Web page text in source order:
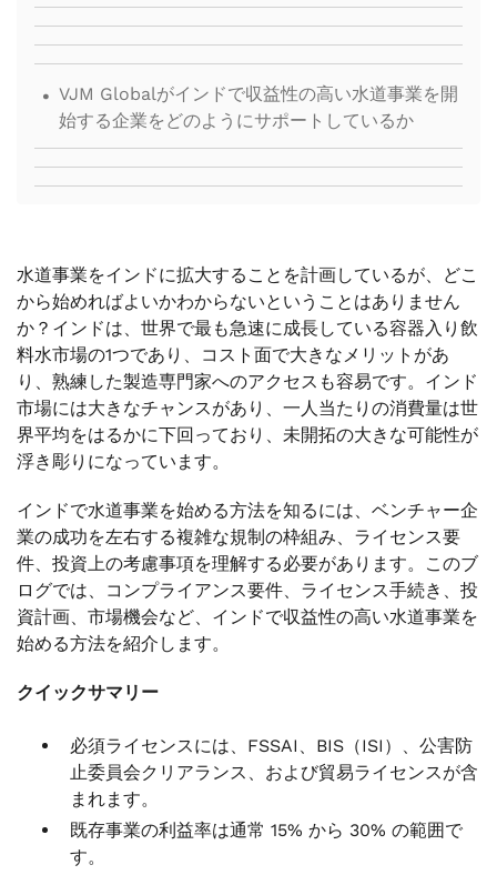
. VJM Globalがインドで収益性の高い水道事業を開
始する企業をどのようにサポートしているか
水道事業をインドに拡大することを計画しているが、どこ
から始めればよいかわからないということはありません
か？インドは、世界で最も急速に成長している容器入り飲
料水市場の1つであり、コスト面で大きなメリットがあ
り、熟練した製造専門家へのアクセスも容易です。インド
市場には大きなチャンスがあり、一人当たりの消費量は世
界平均をはるかに下回っており、未開拓の大きな可能性が
浮き彫りになっています。
インドで水道事業を始める方法を知るには、ベンチャー企
業の成功を左右する複雑な規制の枠組み、ライセンス要
件、投資上の考慮事項を理解する必要があります。このブ
ログでは、コンプライアンス要件、ライセンス手続き、投
資計画、市場機会など、インドで収益性の高い水道事業を
始める方法を紹介します。
クイックサマリー
必須ライセンスには、FSSAI、BIS（ISI）、公害防
止委員会クリアランス、および貿易ライセンスが含
まれます。
既存事業の利益率は通常 15% から 30% の範囲で
す。